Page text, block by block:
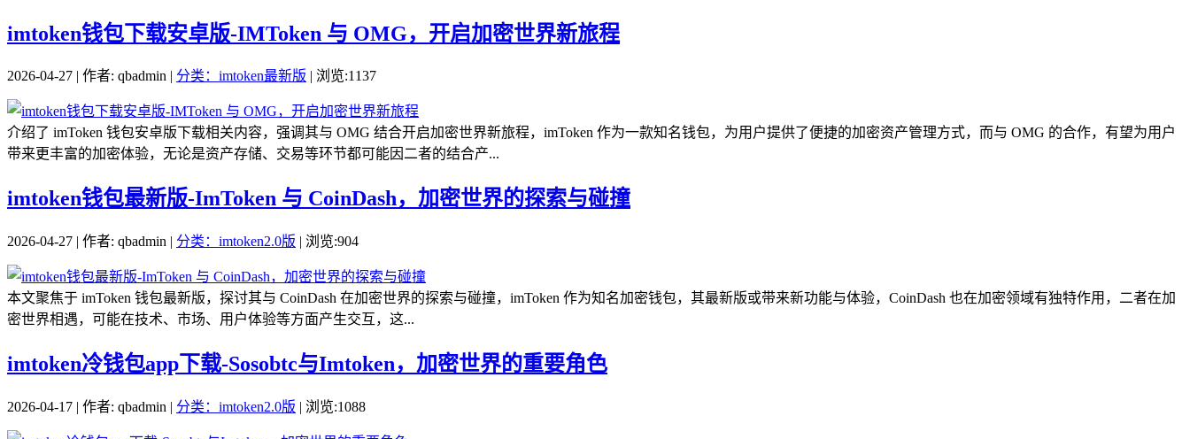
imtoken钱包下载安卓版-IMToken 与 OMG，开启加密世界新旅程
2026-04-27 | 作者: qbadmin | 分类：imtoken最新版 | 浏览:1137
介绍了 imToken 钱包安卓版下载相关内容，强调其与 OMG 结合开启加密世界新旅程，imToken 作为一款知名钱包，为用户提供了便捷的加密资产管理方式，而与 OMG 的合作，有望为用户
带来更丰富的加密体验，无论是资产存储、交易等环节都可能因二者的结合产...
imtoken钱包最新版-ImToken 与 CoinDash，加密世界的探索与碰撞
2026-04-27 | 作者: qbadmin | 分类：imtoken2.0版 | 浏览:904
本文聚焦于 imToken 钱包最新版，探讨其与 CoinDash 在加密世界的探索与碰撞，imToken 作为知名加密钱包，其最新版或带来新功能与体验，CoinDash 也在加密领域有独特作用，二者在加
密世界相遇，可能在技术、市场、用户体验等方面产生交互，这...
imtoken冷钱包app下载-Sosobtc与Imtoken，加密世界的重要角色
2026-04-17 | 作者: qbadmin | 分类：imtoken2.0版 | 浏览:1088